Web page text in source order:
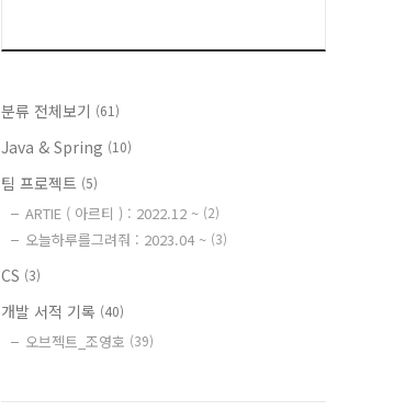
분류 전체보기 (61)
Java & Spring (10)
팀 프로젝트 (5)
ARTIE ( 아르티 ) : 2022.12 ~ (2)
오늘하루를그려줘 : 2023.04 ~ (3)
CS (3)
개발 서적 기록 (40)
오브젝트_조영호 (39)